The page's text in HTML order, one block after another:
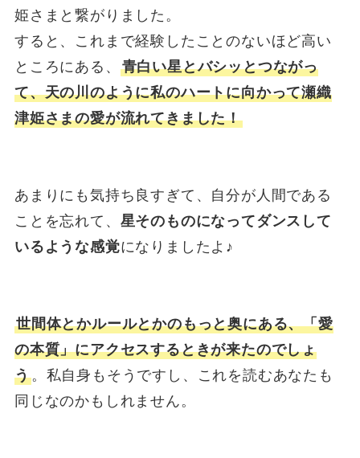
姫さまと繋がりました。
すると、これまで経験したことのないほど高い
ところにある、 青白い星とバシッとつながっ
て、天の川のように私のハートに向かって瀬織
津姫さまの愛が流れてきました！
あまりにも気持ち良すぎて、自分が人間である
ことを忘れて、 星そのものになってダンスして
いるような感覚になりましたよ♪
世間体とかルールとかのもっと奥にある、「愛
の本質」にアクセスするときが来たのでしょ
う。私自身もそうですし、これを読むあなたも
同じなのかもしれません。